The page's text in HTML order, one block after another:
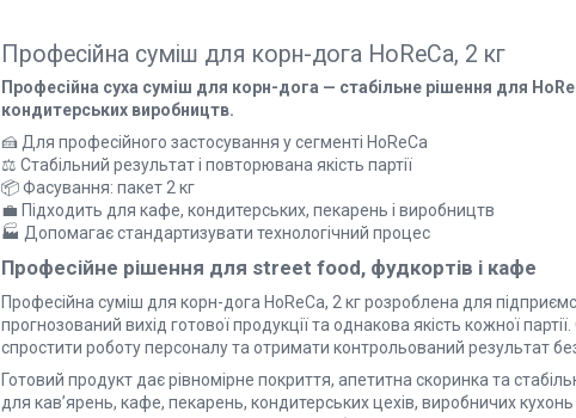
Професійна суміш для корн-дога HoReCa, 2 кг
Професійна суха суміш для корн-дога — стабільне рішення для
кондитерських виробництв.
🍰 Для професійного застосування у сегменті HoReCa
⚖️ Стабільний результат і повторювана якість партії
📦 Фасування: пакет 2 кг
💼 Підходить для кафе, кондитерських, пекарень і виробництв
🏭 Допомагає стандартизувати технологічний процес
Професійне рішення для street food, фудкортів і кафе
Професійна суміш для корн-дога HoReCa, 2 кг розроблена для
прогнозований вихід готової продукції та однакова якість кожної
спростити роботу персоналу та отримати контрольований результат
Готовий продукт дає рівномірне покриття, апетитна скоринка та
для кав’ярень, кафе, пекарень, кондитерських цехів, виробничих